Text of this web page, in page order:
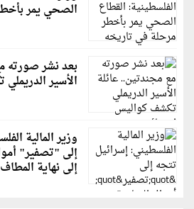
الصحي يمر
بعد نشر صورته
الأسير
وزير المالية
إلى "تصفير"
إلى نهاية المطاف